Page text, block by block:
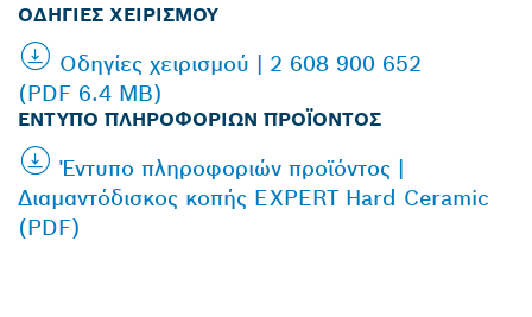
ΟΔΗΓΊΕΣ ΧΕΙΡΙΣΜΟΎ
Οδηγίες χειρισμού | 2 608 900 652
(PDF 6.4 MB)
ΈΝΤΥΠΟ ΠΛΗΡΟΦΟΡΙΏΝ ΠΡΟΪΌΝΤΟΣ
Έντυπο πληροφοριών προϊόντος |
Διαμαντόδισκος κοπής EXPERT Hard Ceramic
(PDF)